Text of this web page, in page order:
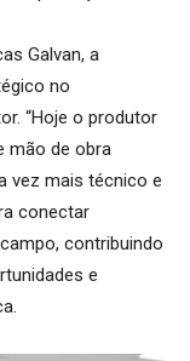
Galvan, a
no
“Hoje o produtor
mão de obra
vez mais técnico e
conectar
contribuindo
e